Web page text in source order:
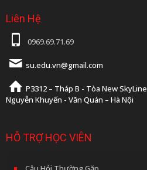
Liên Hệ
0969.69.71.69
su.edu.vn@gmail.com
P3312 – Tháp B - Tòa New SkyLine
Nguyễn Khuyến - Văn Quán – Hà Nội
HỖ TRỢ HỌC VIÊN